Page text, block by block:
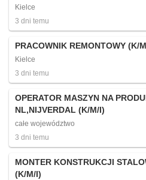
Kielce
3 dni temu
PRACOWNIK REMONTOWY (K/
Kielce
3 dni temu
OPERATOR MASZYN NA
NL,NIJVERDAL (K/M/I)
całe województwo
3 dni temu
MONTER KONSTRUKCJI
(K/M/I)